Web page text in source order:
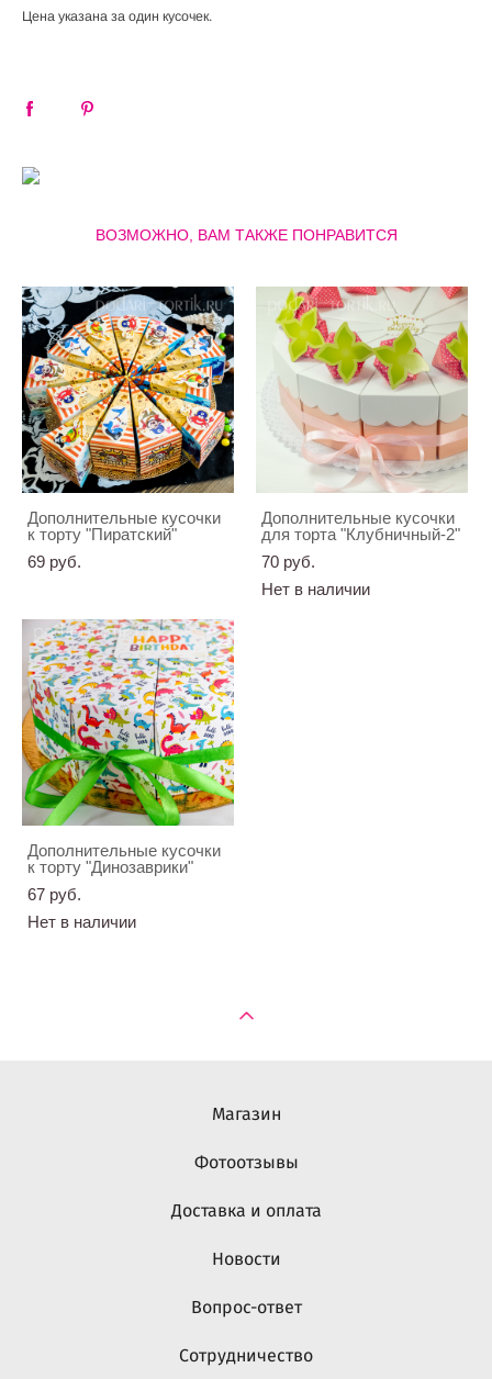
Цена указана за один кусочек.
ВОЗМОЖНО, ВАМ ТАКЖЕ ПОНРАВИТСЯ
Дополнительные кусочки
к торту "Пиратский"
69 pуб.
Дополнительные кусочки
для торта "Клубничный-2"
70 pуб.
Нет в наличии
Дополнительные кусочки
к торту "Динозаврики"
67 pуб.
Нет в наличии
Магазин
Фотоотзывы
Доставка и оплата
Новости
Вопрос-ответ
Сотрудничество